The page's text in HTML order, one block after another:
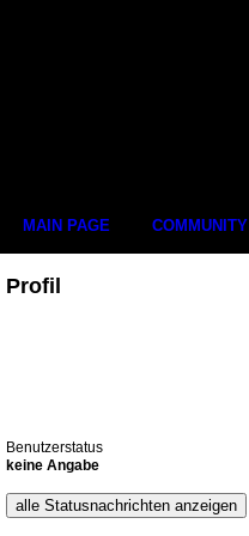
MAIN PAGE COMMUNITY
Profil
Benutzerstatus
keine Angabe